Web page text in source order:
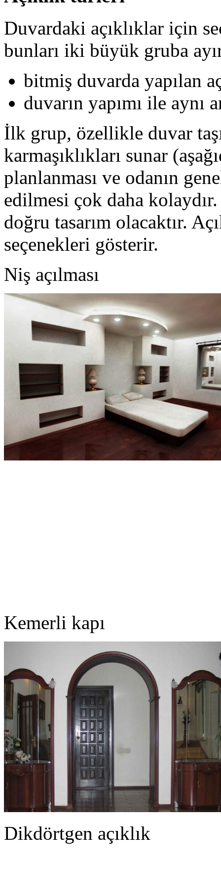
Duvardaki açıklıklar için
bunları iki büyük gruba
bitmiş duvarda yapılan
duvarın yapımı ile aynı
İlk grup, özellikle duvar
karmaşıklıkları sunar
planlanması ve odanın
edilmesi çok daha
doğru tasarım olacaktır.
seçenekleri gösterir.
Niş açılması
Kemerli kapı
Dikdörtgen açıklık